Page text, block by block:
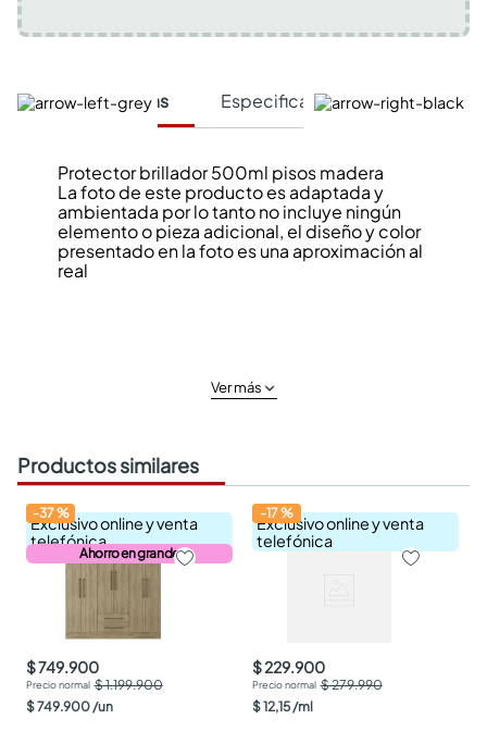
Características Especificaciones Técnicas
Protector brillador 500ml pisos madera
La foto de este producto es adaptada y
ambientada por lo tanto no incluye ningún
elemento o pieza adicional, el diseño y color
presentado en la foto es una aproximación al
real
Ver más
Productos similares
Exclusivo online y venta
telefónica
Ahorro en grande
-37%
$ 749.900
$ 1.199.900
$749.900 /un
Exclusivo online y venta
telefónica
-17%
$ 229.900
$ 279.990
$12,15 /ml